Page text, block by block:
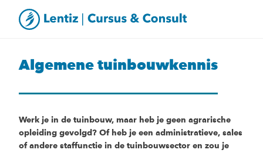
Algemene tuinbouwkennis
Werk je in de tuinbouw, maar heb je geen agrarische
opleiding gevolgd? Of heb je een administratieve, sales
of andere staffunctie in de tuinbouwsector en zou je